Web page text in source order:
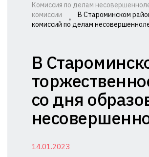
Комиссия
по
делам
и
защите
их
Комиссия по делам
комиссии
В Староминском
комиссий по делам
В
со дня
14.01.2023